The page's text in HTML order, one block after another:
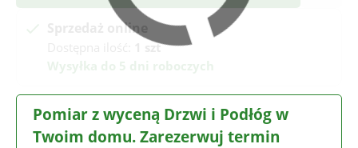
Sprzedaż online
1 szt
Pomiar z wyceną Drzwi i Podłóg w
Twoim domu. Zarezerwuj termin